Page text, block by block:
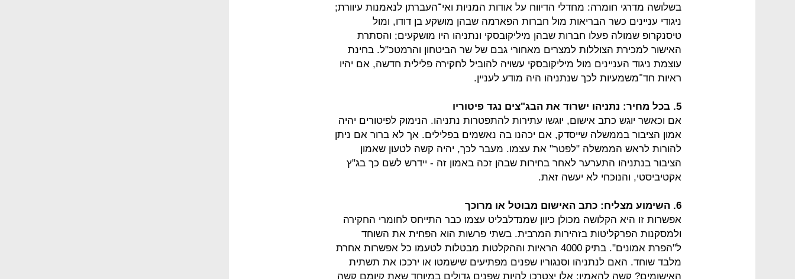
בשלושה מדרגי חומרה: מחדלי הדיווח על אודות המניות ואי־העברתן לנאמנות עיוורת;
ניגודי עניינים כשר הבריאות מול חברות הפארמה שבהן מושקע בן דודו, ומול
טיסנקרופ שמולה פעלו חברות שבהן מיליקובסקי ונתניהו היו מושקעים; והסתרת
האישור למכירת הצוללות למצרים מאחורי גבם של שר הביטחון והרמטכ"ל. בחינת
עוצמת ניגוד העניינים מול מיליקובסקי עשויה להוביל לחקירה פלילית חדשה, אם יהיו
ראיות חד־משמעיות לכך שנתניהו היה מודע לעניין.
5. בכל מחיר: נתניהו ישרוד את הבג"צים נגד פיטוריו
אם וכאשר יוגש כתב אישום, יוגשו עתירות להתפטרות נתניהו. הנימוק לפיטורים יהיה
אמון הציבור בממשלה שייסדק, אם יכהנו בה נאשמים בפלילים. אך לא ברור אם ניתן
להורות לראש הממשלה "לפטר" את עצמו. מעבר לכך, יהיה קשה לטעון שאמון
הציבור בנתניהו התערער לאחר בחירות שבהן זכה באמון זה - יידרש לשם כך בג"ץ
אקטיביסטי, והנוכחי לא יעשה זאת.
6. השימוע מצליח: כתב האישום מבוטל או מרוכך
אפשרות זו היא הקלושה מכולן כיוון שמנדלבליט עצמו כבר התייחס לחומרי החקירה
ולמסקנות הפרקליטות בזהירות המרבית. בשתי פרשות הוא הפחית את השוחד
ל"הפרת אמונים". בתיק 4000 הראיות וההקלטות מבטלות לטעמו כל אפשרות אחרת
מלבד שוחד. האם לנתניהו וסנגוריו שפנים מפתיעים שישמטו או ירככו את תשתית
האישומים? קשה להאמין: אלו יצטרכו להיות שפנים גדולים במיוחד שאת קיומם קשה